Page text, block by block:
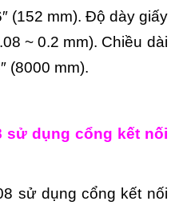
(152 mm). Độ dày giấy
~ 0.2 mm). Chiều dài
(8000 mm).
sử dụng cổng kết nối
sử dụng cổng kết nối